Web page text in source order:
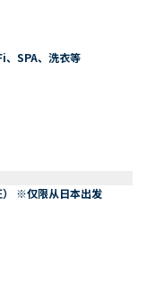
、SPA、洗衣等
） ※仅限从日本出发